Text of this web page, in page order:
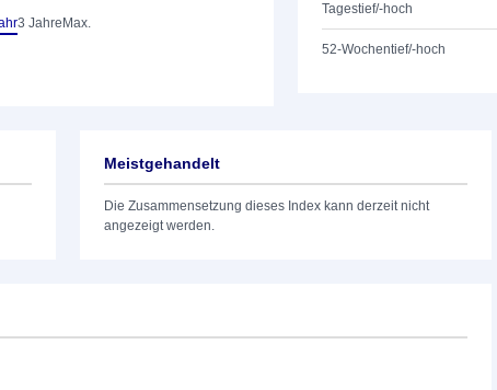
3 Jahre Max.
Tagestief/-hoch
52-Wochentief/-hoch
Meistgehandelt
Die Zusammensetzung dieses Index kann derzeit nicht
angezeigt werden.